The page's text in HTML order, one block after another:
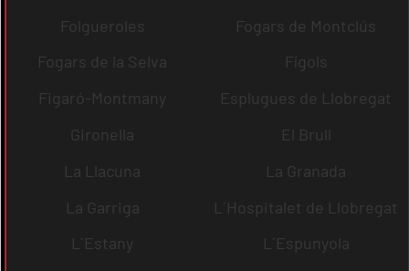
Folgueroles
Fogars de Montclús
Fogars de la Selva
Fígols
Figaró-Montmany
Esplugues de Llobregat
Gironella
El Brull
La Llacuna
La Granada
La Garriga
L´Hospitalet de Llobregat
L´Estany
L´Espunyola